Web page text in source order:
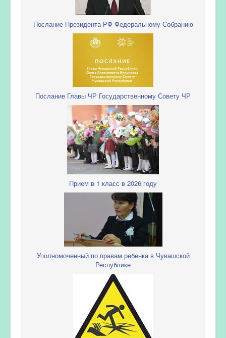
Послание Президента РФ Федеральному Собранию
Послание Главы ЧР Государственному Совету ЧР
Прием в 1 класс в 2026 году
Уполномоченный по правам ребенка в Чувашской
Республике